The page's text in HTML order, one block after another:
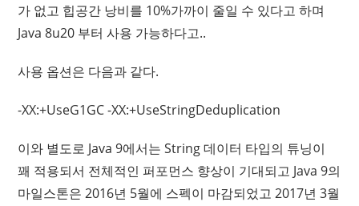
가 없고 힙공간 낭비를 10%가까이 줄일 수 있다고 하며
Java 8u20 부터 사용 가능하다고..
사용 옵션은 다음과 같다.
-XX:+UseG1GC -XX:+UseStringDeduplication
이와 별도로 Java 9에서는 String 데이터 타입의 튜닝이
꽤 적용되서 전체적인 퍼포먼스 향상이 기대되고 Java 9의
마일스톤은 2016년 5월에 스펙이 마감되었고 2017년 3월